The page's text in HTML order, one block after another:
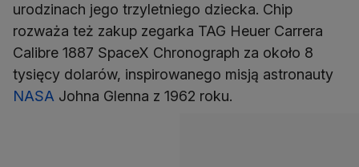
urodzinach jego trzyletniego dziecka. Chip
rozważa też zakup zegarka TAG Heuer Carrera
Calibre 1887 SpaceX Chronograph za około 8
tysięcy dolarów, inspirowanego misją astronauty
NASA Johna Glenna z 1962 roku.